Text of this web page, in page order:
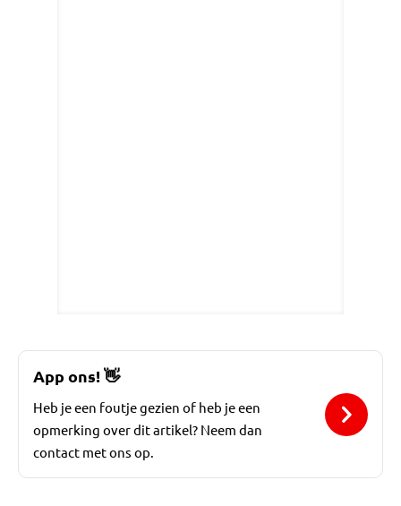
App ons!👋
Heb je een foutje gezien of heb je een
opmerking over dit artikel? Neem dan
contact met ons op.